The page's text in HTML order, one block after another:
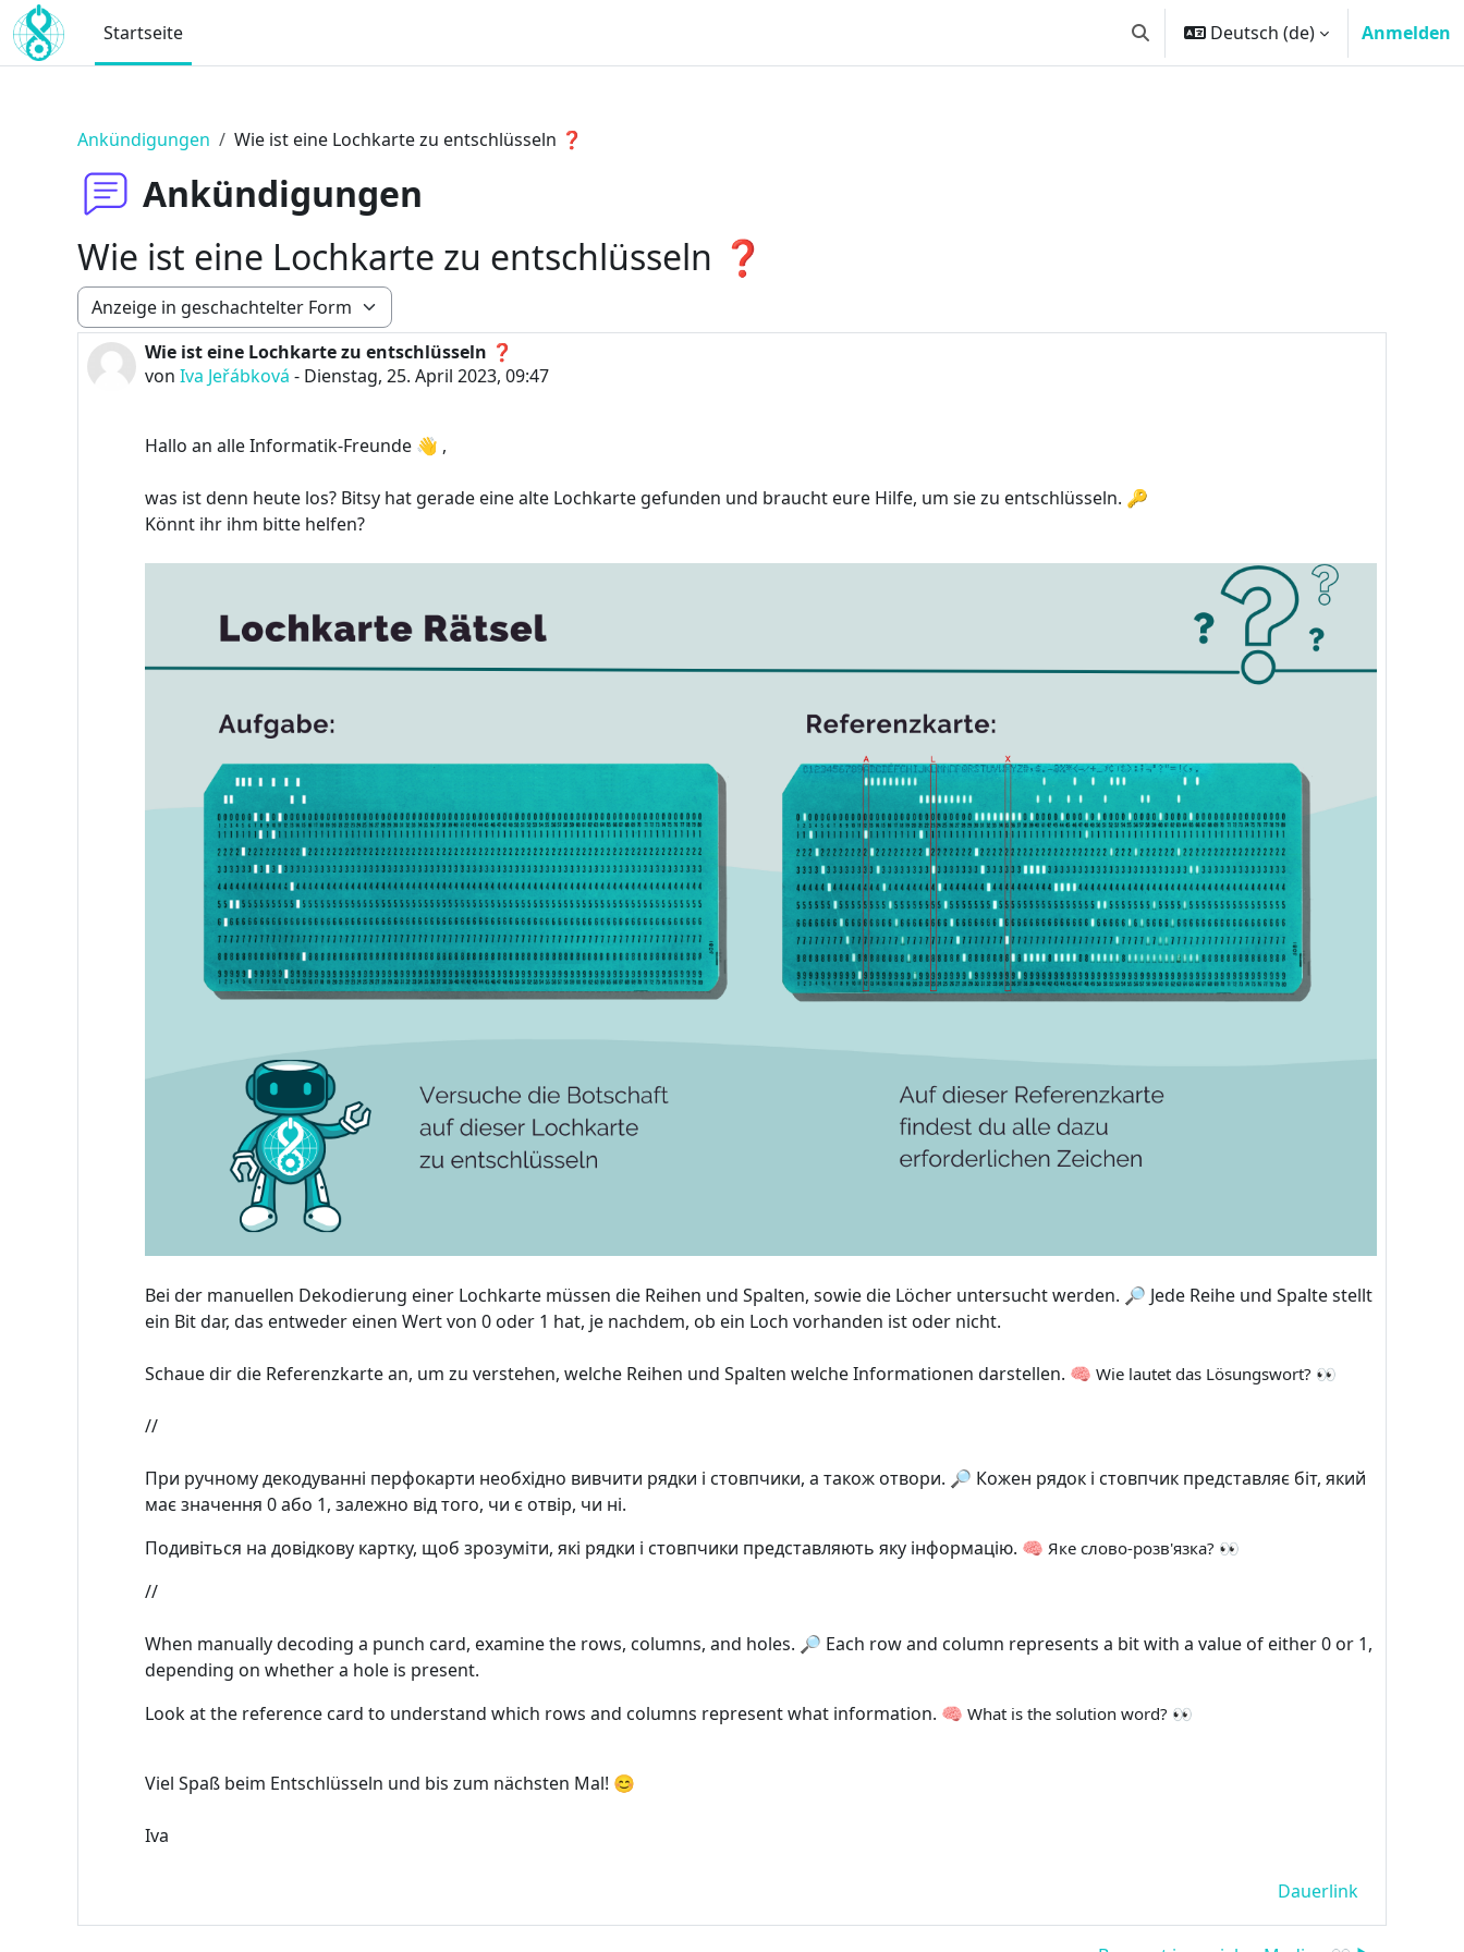
Zum Hauptinhalt
Startseite
Sucheingabe umschalten
Deutsch ‎(de)‎ Anmelden
Ankündigungen Wie ist eine Lochkarte zu entschlüsseln ❓
Ankündigungen
Wie ist eine Lochkarte zu entschlüsseln ❓
Anzeigemodus
Wie ist eine Lochkarte zu entschlüsseln ❓
von Iva Jeřábková - Dienstag, 25. April 2023, 09:47
Anzahl Antworten: 0
Hallo an alle Informatik-Freunde 👋 ,
was ist denn heute los? Bitsy hat gerade eine alte Lochkarte gefunden und braucht eure Hilfe, um sie zu entschlüsseln. 🔑
Könnt ihr ihm bitte helfen?
Bei der manuellen Dekodierung einer Lochkarte müssen die Reihen und Spalten, sowie die Löcher untersucht werden. 🔎 Jede Reihe und Spalte stellt
ein Bit dar, das entweder einen Wert von 0 oder 1 hat, je nachdem, ob ein Loch vorhanden ist oder nicht.
Schaue dir die Referenzkarte an, um zu verstehen, welche Reihen und Spalten welche Informationen darstellen. 🧠 Wie lautet das Lösungswort? 👀
//
При ручному декодуванні перфокарти необхідно вивчити рядки і стовпчики, а також отвори. 🔎 Кожен рядок і стовпчик представляє біт, який
має значення 0 або 1, залежно від того, чи є отвір, чи ні.
Подивіться на довідкову картку, щоб зрозуміти, які рядки і стовпчики представляють яку інформацію. 🧠 Яке слово-розв'язка? 👀
//
When manually decoding a punch card, examine the rows, columns, and holes. 🔎 Each row and column represents a bit with a value of either 0 or 1,
depending on whether a hole is present.
Look at the reference card to understand which rows and columns represent what information. 🧠 What is the solution word? 👀
Viel Spaß beim Entschlüsseln und bis zum nächsten Mal! 😊
Iva
Dauerlink